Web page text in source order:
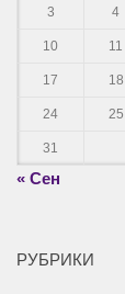
3 4
10 11
17 18
24 25
31
« Сен
РУБРИКИ